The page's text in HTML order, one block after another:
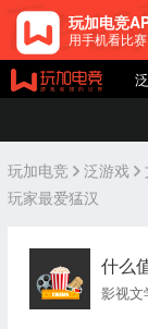
玩加电竞
用手机看比
玩加电竞 泛游戏
玩家最爱猛汉
什么
影视文